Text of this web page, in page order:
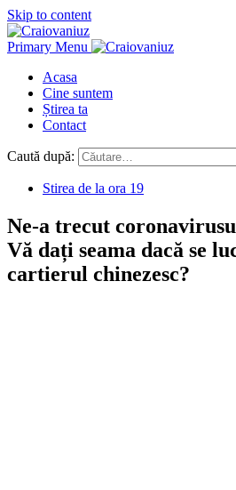
Skip to content
Primary Menu
Acasa
Cine suntem
Știrea ta
Contact
Caută după:
Stirea de la ora 19
Ne-a trecut
Vă dați seama dacă se
cartierul chinezesc?